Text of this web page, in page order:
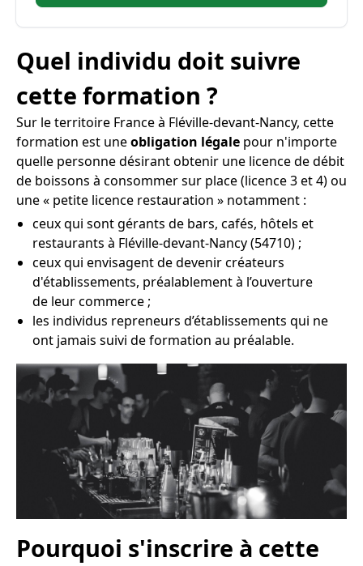
Quel individu doit suivre
cette formation ?
Sur le territoire France à Fléville-devant-Nancy, cette
formation est uneobligation légale pour n'importe
quelle personne désirant obtenir une licence de débit
de boissons à consommer sur place (licence 3 et 4) ou
une « petite licence restauration » notamment :
ceux qui sont gérants de bars, cafés, hôtels et
restaurants à Fléville-devant-Nancy (54710) ;
ceux qui envisagent de devenir créateurs
d'établissements, préalablement à l’ouverture
de leur commerce ;
les individus repreneurs d’établissements qui ne
ont jamais suivi de formation au préalable.
Pourquoi s'inscrire à cette